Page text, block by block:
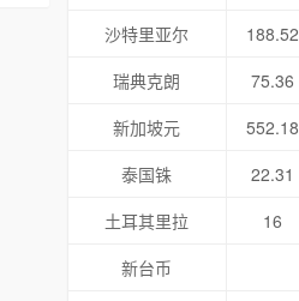
沙特里亚尔
188.52
瑞典克朗
75.36
新加坡元
552.18
泰国铢
22.31
土耳其里拉
16
新台币